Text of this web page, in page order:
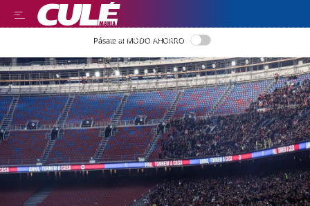
LEER EN CASTELLANO
Pásate al MODO AHORRO